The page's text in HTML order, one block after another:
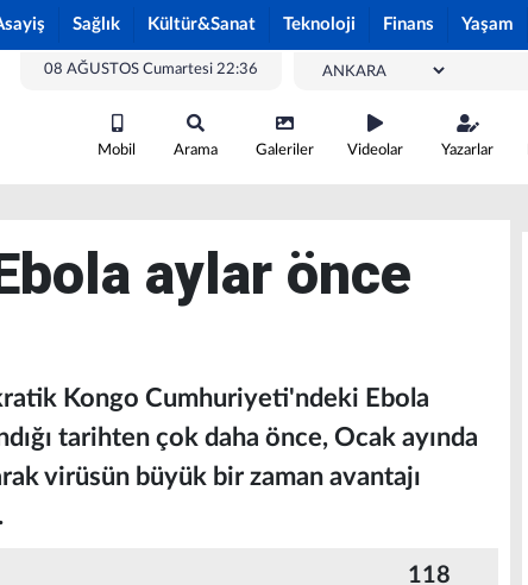
Sağlık Kültür&Sanat Teknoloji Finans Yaşam
08 AĞUSTOS Cumartesi 22:36
Mobil Arama Galeriler Videolar Yazarlar
aylar önce
Kongo Cumhuriyeti'ndeki Ebola
tarihten çok daha önce, Ocak ayında
virüsün büyük bir zaman avantajı
118